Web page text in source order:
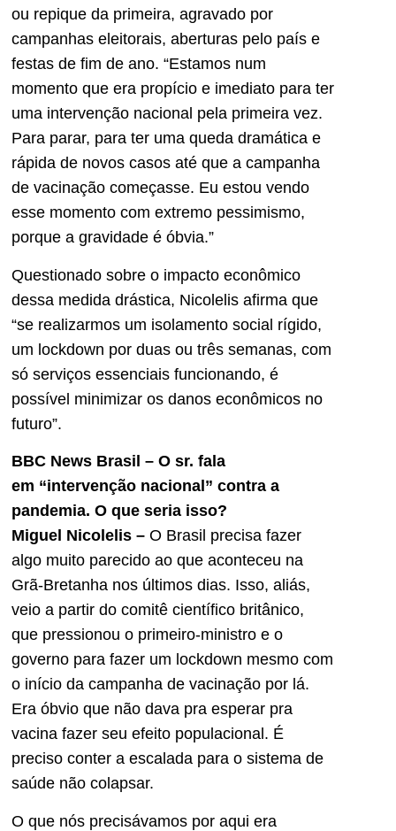
ou repique da primeira, agravado por
campanhas eleitorais, aberturas pelo país e
festas de fim de ano. “Estamos num
momento que era propício e imediato para ter
uma intervenção nacional pela primeira vez.
Para parar, para ter uma queda dramática e
rápida de novos casos até que a campanha
de vacinação começasse. Eu estou vendo
esse momento com extremo pessimismo,
porque a gravidade é óbvia.”
Questionado sobre o impacto econômico
dessa medida drástica, Nicolelis afirma que
“se realizarmos um isolamento social rígido,
um lockdown por duas ou três semanas, com
só serviços essenciais funcionando, é
possível minimizar os danos econômicos no
futuro”.
BBC News Brasil – O sr. fala
em “intervenção nacional” contra a
pandemia. O que seria isso?
Miguel Nicolelis – O Brasil precisa fazer
algo muito parecido ao que aconteceu na
Grã-Bretanha nos últimos dias. Isso, aliás,
veio a partir do comitê científico britânico,
que pressionou o primeiro-ministro e o
governo para fazer um lockdown mesmo com
o início da campanha de vacinação por lá.
Era óbvio que não dava pra esperar pra
vacina fazer seu efeito populacional. É
preciso conter a escalada para o sistema de
saúde não colapsar.
O que nós precisávamos por aqui era